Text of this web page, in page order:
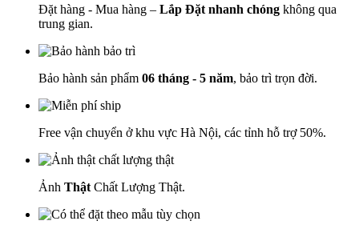
Đặt hàng - Mua hàng – Lắp Đặt nhanh chóng không qua
trung gian.
Bảo hành sản phẩm 06 tháng - 5 năm, bảo trì trọn đời.
Free vận chuyển ở khu vực Hà Nội, các tỉnh hỗ trợ 50%.
Ảnh Thật Chất Lượng Thật.